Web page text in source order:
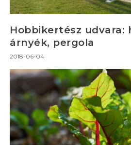
Hobbikertész udvara:
árnyék, pergola
2018-06-04